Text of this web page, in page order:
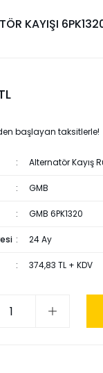
KAYIŞI
başlayan taksitlerle!
Alternatör Kayış
GMB
GMB 6PK1320
24 Ay
374,83 TL + KDV